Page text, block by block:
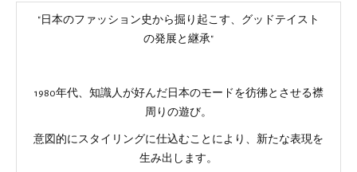
"日本のファッション史から掘り起こす、グッドテイスト
の発展と継承"
1980年代、知識人が好んだ日本のモードを彷彿とさせる襟
周りの遊び。
意図的にスタイリングに仕込むことにより、新たな表現を
生み出します。